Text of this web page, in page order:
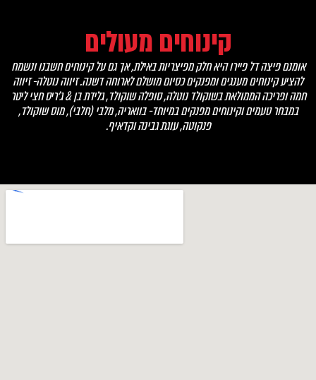
קינוחים מעולים
אומנם פיצה דל פיירו היא חלק מפיצריות באילת, אך גם על קינוחים חשבנו ונשמח
להציע קינוחים מענגים ומפנקים כסיום מושלם לארוחה דשנה. זיווה נוטלה- זיווה
חמה ופריכה הממולאת בשוקולד נוטלה, סופלה שוקולד, גלידת בן & ג'ריס חצי ליטר
במבחר טעמים וקינוחים מפנקים במיוחד- בוואריה, מלבי (חלבי), מוס שוקולד,
פנקוטה, עוגת גבינה וקדאיף.